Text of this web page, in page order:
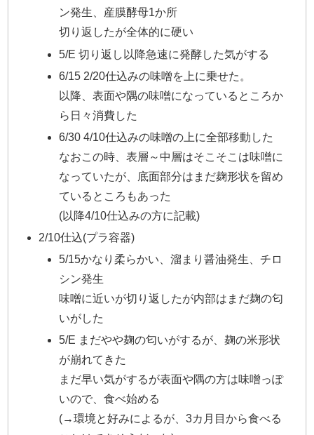
ン発生、産膜酵母1か所
切り返したが全体的に硬い
5/E 切り返し以降急速に発酵した気がする
6/15 2/20仕込みの味噌を上に乗せた。
以降、表面や隅の味噌になっているところか
ら日々消費した
6/30 4/10仕込みの味噌の上に全部移動した
なおこの時、表層～中層はそこそこは味噌に
なっていたが、底面部分はまだ麹形状を留め
ているところもあった
(以降4/10仕込みの方に記載)
2/10仕込(プラ容器)
5/15かなり柔らかい、溜まり醤油発生、チロ
シン発生
味噌に近いが切り返したが内部はまだ麹の匂
いがした
5/E まだやや麹の匂いがするが、麹の米形状
が崩れてきた
まだ早い気がするが表面や隅の方は味噌っぽ
いので、食べ始める
(→環境と好みによるが、3カ月目から食べる